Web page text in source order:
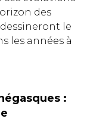
des
le
les années à
: